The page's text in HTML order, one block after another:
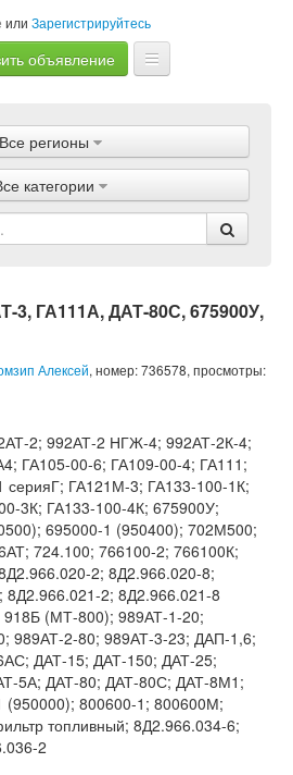
или Зарегистрируйтесь
объявление
Объявления
Магазины
Услуги
Все регионы
категории
3, ГА111А, ДАТ-80С, 675900У,
Алексей, номер: 736578, просмотры:
2; 992АТ-2 НГЖ-4; 992АТ-2К-4;
ГА105-00-6; ГА109-00-4; ГА111;
серияГ; ГА121М-3; ГА133-100-1К;
3К; ГА133-100-4К; 675900У;
695000-1 (950400); 702М500;
724.100; 766100-2; 766100К;
2; 8Д2.966.020-8;
2; 8Д2.966.021-8
(МТ-800); 989АТ-1-20;
989АТ-2-80; 989АТ-3-23; ДАП-1,6;
ДАТ-15; ДАТ-150; ДАТ-25;
5А; ДАТ-80; ДАТ-80С; ДАТ-8М1;
(950000); 800600-1; 800600М;
топливный; 8Д2.966.034-6;
2